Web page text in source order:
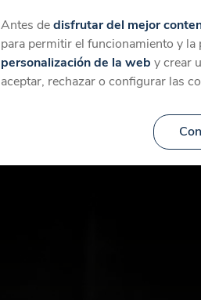
Catálogo
Antes dedisfrutar del mejor
para permitir el funcionamiento y la
personalización de la web y crear
aceptar, rechazar o configurar las